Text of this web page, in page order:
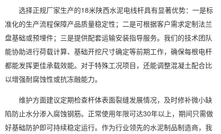
选择正规厂家生产的18米陕西水泥电线杆具有显著优势：一是标
准化的生产流程保障产品质量稳定性；二是可根据客户需求定制法兰
盘基础或预埋件；三是提供配套运输安装指导服务。我们的技术团队
能协助进行荷载计算、基础开挖尺寸确定等前期工作，确保每根电杆
都能发挥更佳承载效能。对于特殊工况项目，还能调整混凝土配合比
以增强耐腐蚀性或抗冻融能力。
维护方面建议定期检查杆体表面裂缝发展情况，及时修补微小缺
陷防止水分渗入腐蚀钢筋。正常使用年限可达30年以上，期间只需做
好基础防护即可持续稳定运行。作为行业领先的水泥制品制造商，我